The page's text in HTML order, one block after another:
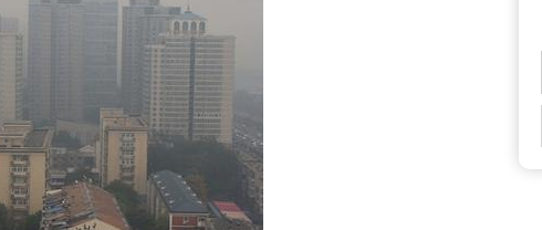
La sieste empêche-t-elle
de dormir la nuit ?
VIH : la fin du comprimé
tous les jours se profile-t-
elle enfin ?